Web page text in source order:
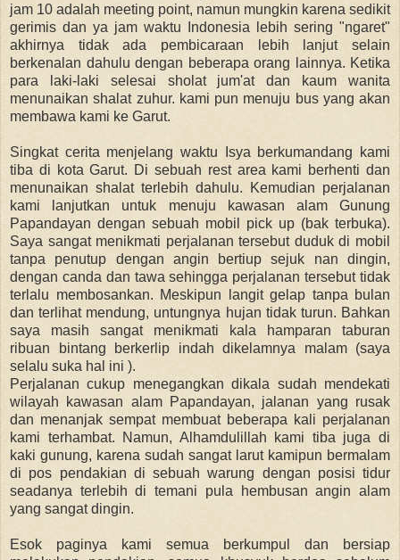
jam 10 adalah meeting point, namun mungkin karena sedikit
gerimis dan ya jam waktu Indonesia lebih sering "ngaret"
akhirnya tidak ada pembicaraan lebih lanjut selain
berkenalan dahulu dengan beberapa orang lainnya. Ketika
para laki-laki selesai sholat jum'at dan kaum wanita
menunaikan shalat zuhur. kami pun menuju bus yang akan
membawa kami ke Garut.
Singkat cerita menjelang waktu Isya berkumandang kami
tiba di kota Garut. Di sebuah rest area kami berhenti dan
menunaikan shalat terlebih dahulu. Kemudian perjalanan
kami lanjutkan untuk menuju kawasan alam Gunung
Papandayan dengan sebuah mobil pick up (bak terbuka).
Saya sangat menikmati perjalanan tersebut duduk di mobil
tanpa penutup dengan angin bertiup sejuk nan dingin,
dengan canda dan tawa sehingga perjalanan tersebut tidak
terlalu membosankan. Meskipun langit gelap tanpa bulan
dan terlihat mendung, untungnya hujan tidak turun. Bahkan
saya masih sangat menikmati kala hamparan taburan
ribuan bintang berkerlip indah dikelamnya malam (saya
selalu suka hal ini ).
Perjalanan cukup menegangkan dikala sudah mendekati
wilayah kawasan alam Papandayan, jalanan yang rusak
dan menanjak sempat membuat beberapa kali perjalanan
kami terhambat. Namun, Alhamdulillah kami tiba juga di
kaki gunung, karena sudah sangat larut kamipun bermalam
di pos pendakian di sebuah warung dengan posisi tidur
seadanya terlebih di temani pula hembusan angin alam
yang sangat dingin.
Esok paginya kami semua berkumpul dan bersiap